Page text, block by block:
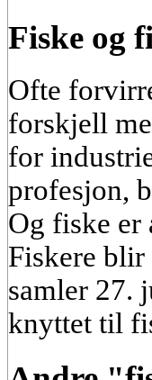
Fiske og
Ofte
forskjell
for
profesjon,
Og fiske
Fiskere
samler 27.
knyttet til